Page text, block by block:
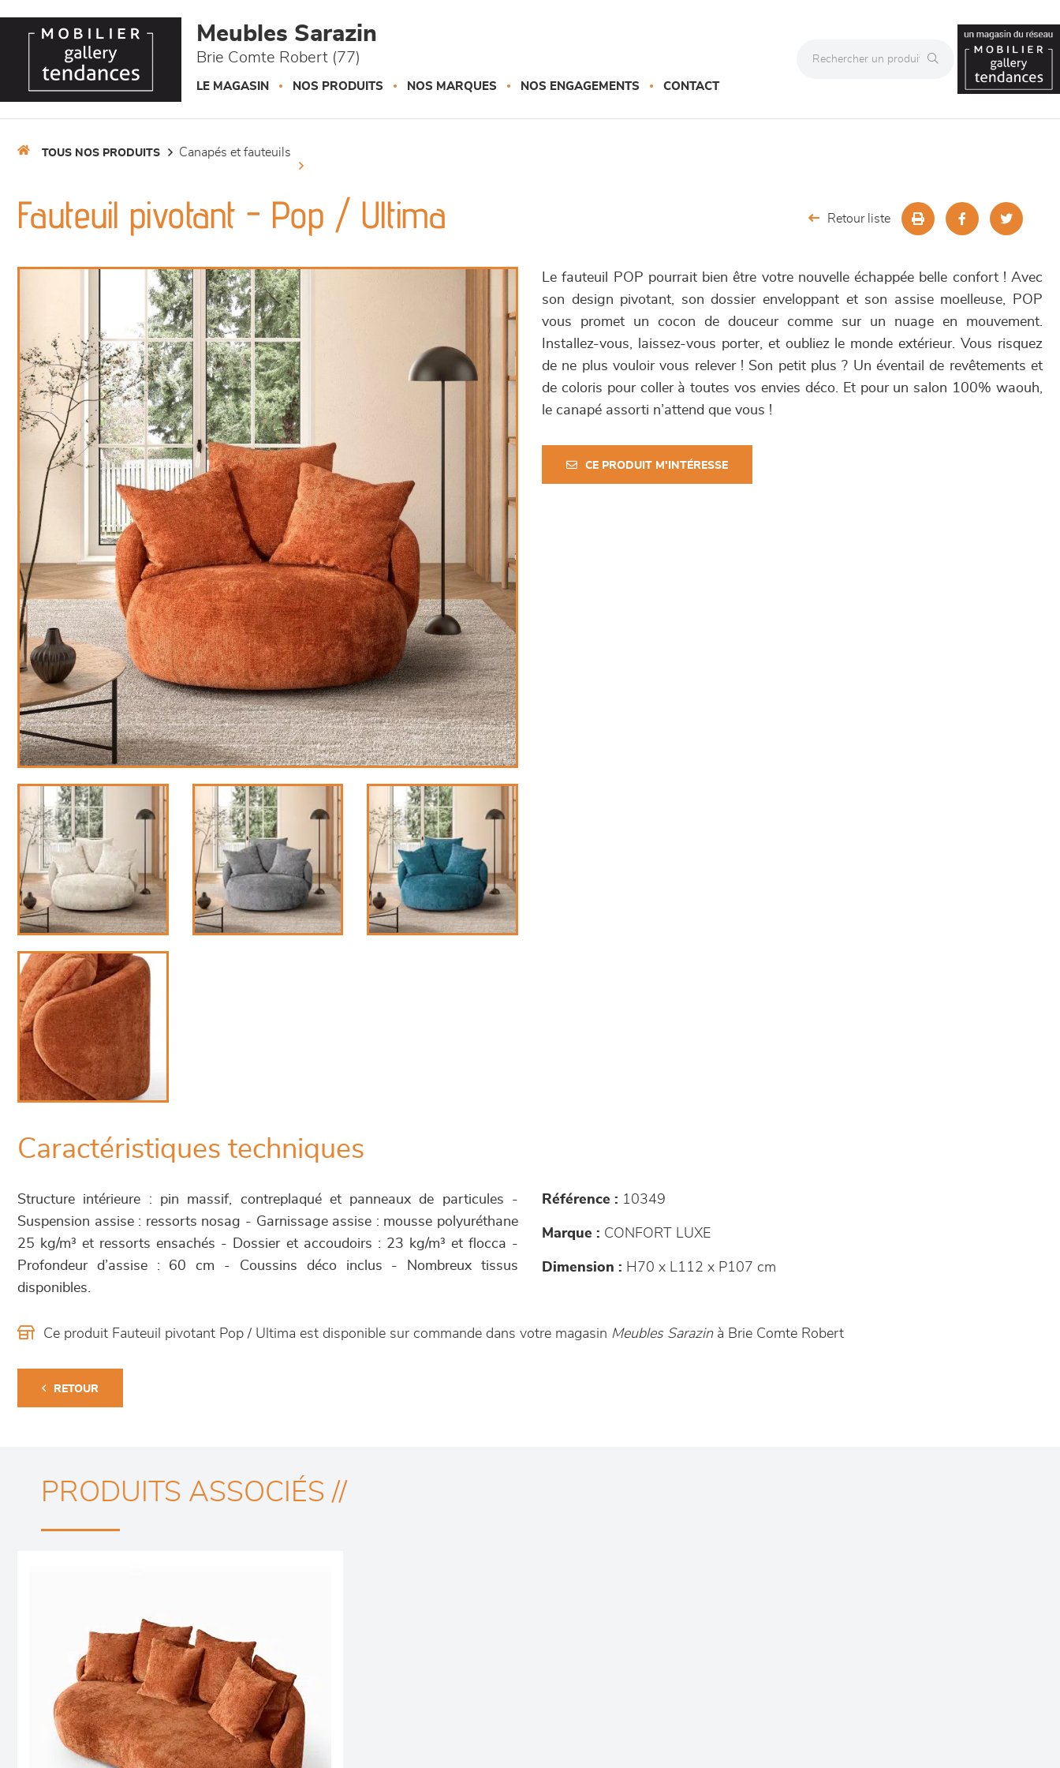
Meubles Sarazin
Brie Comte Robert (77)
LE MAGASIN NOS PRODUITS NOS MARQUES NOS ENGAGEMENTS CONTACT
TOUS NOS PRODUITS canapés et fauteuils
Fauteuil pivotant - Pop / Ultima Retour liste
Le fauteuil POP pourrait bien être votre nouvelle échappée belle confort ! Avec
son design pivotant, son dossier enveloppant et son assise moelleuse, POP
vous promet un cocon de douceur comme sur un nuage en mouvement.
Installez-vous, laissez-vous porter, et oubliez le monde extérieur. Vous risquez
de ne plus vouloir vous relever ! Son petit plus ? Un éventail de revêtements et
de coloris pour coller à toutes vos envies déco. Et pour un salon 100% waouh,
le canapé assorti n’attend que vous !
CE PRODUIT M'INTÉRESSE
Caractéristiques techniques
Structure intérieure : pin massif, contreplaqué et panneaux de particules -
Suspension assise : ressorts nosag - Garnissage assise : mousse polyuréthane
25 kg/m³ et ressorts ensachés - Dossier et accoudoirs : 23 kg/m³ et flocca -
Profondeur d’assise : 60 cm - Coussins déco inclus - Nombreux tissus
disponibles.
Référence : 10349
Marque : CONFORT LUXE
Dimension : H70 x L112 x P107 cm
Ce produit Fauteuil pivotant Pop / Ultima est disponible sur commande dans votre magasin Meubles Sarazinà Brie Comte Robert
RETOUR
PRODUITS ASSOCIÉS //